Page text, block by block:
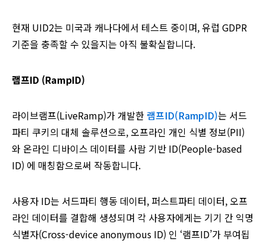
현재 UID2는 미국과 캐나다에서 테스트 중이며, 유럽 GDPR
기준을 충족할 수 있을지는 아직 불확실합니다.
램프ID (RampID)
라이브램프(LiveRamp)가 개발한 램프ID(RampID)는 서드
파티 쿠키의 대체 솔루션으로, 오프라인 개인 식별 정보(PII)
와 온라인 디바이스 데이터를 사람 기반 ID(People-based
ID) 에 매칭함으로써 작동합니다.
사용자 ID는 서드파티 행동 데이터, 퍼스트파티 데이터, 오프
라인 데이터를 결합해 생성되며 각 사용자에게는 기기 간 익명
식별자(Cross-device anonymous ID) 인 ‘램프ID’가 부여됩